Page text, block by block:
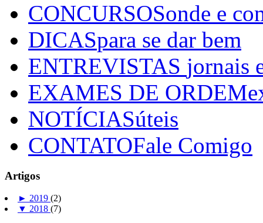
CONCURSOSonde e
DICASpara se dar bem
ENTREVISTAS jornais
EXAMES DE ORDEM
NOTÍCIASúteis
CONTATOFale Comigo
Artigos
► 2019 (2)
▼ 2018 (7)